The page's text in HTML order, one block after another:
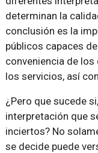
determinan la
conclusión es la
públicos capaces
conveniencia de
los servicios, así
¿Pero que sucede
interpretación que
inciertos? No
se decide puede